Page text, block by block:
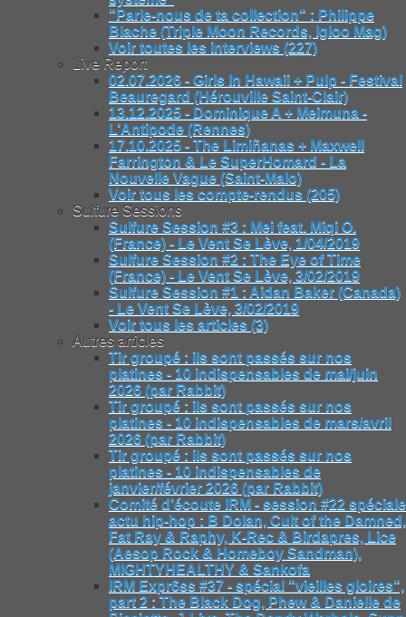
"Parle-nous de ta collection" : Philippe
Blache (Triple Moon Records, Igloo Mag)
Voir toutes les interviews (227)
Live Report
02.07.2026 - Girls In Hawaii + Pulp - Festival
Beauregard (Hérouville Saint-Clair)
13.12.2025 - Dominique A + Meimuna -
L’Antipode (Rennes)
17.10.2025 - The Limiñanas + Maxwell
Farrington & Le SuperHomard - La
Nouvelle Vague (Saint-Malo)
Voir tous les compte-rendus (205)
Sulfure Sessions
Sulfure Session #3 : Mei feat. Miqi O.
(France) - Le Vent Se Lève, 1/04/2019
Sulfure Session #2 : The Eye of Time
(France) - Le Vent Se Lève, 3/02/2019
Sulfure Session #1 : Aidan Baker (Canada)
- Le Vent Se Lève, 3/02/2019
Voir tous les articles (3)
Autres articles
Tir groupé : ils sont passés sur nos
platines - 10 indispensables de mai/juin
2026 (par Rabbit)
Tir groupé : ils sont passés sur nos
platines - 10 indispensables de mars/avril
2026 (par Rabbit)
Tir groupé : ils sont passés sur nos
platines - 10 indispensables de
janvier/février 2026 (par Rabbit)
Comité d’écoute IRM - session #22 spéciale
actu hip-hop : B Dolan, Cult of the Damned,
Fat Ray & Raphy, K-Rec & Birdapres, Lice
(Aesop Rock & Homeboy Sandman),
MIGHTYHEALTHY & Sankofa
IRM Expr6ss #37 - spécial "vieilles gloires",
part 2 : The Black Dog, Phew & Danielle de